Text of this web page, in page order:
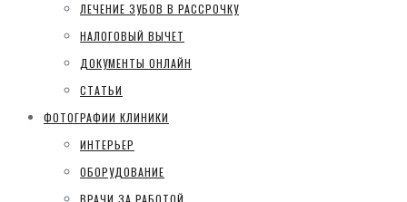
ЛЕЧЕНИЕ ЗУБОВ В РАССРОЧКУ
НАЛОГОВЫЙ ВЫЧЕТ
ДОКУМЕНТЫ ОНЛАЙН
СТАТЬИ
ФОТОГРАФИИ КЛИНИКИ
ИНТЕРЬЕР
ОБОРУДОВАНИЕ
ВРАЧИ ЗА РАБОТОЙ